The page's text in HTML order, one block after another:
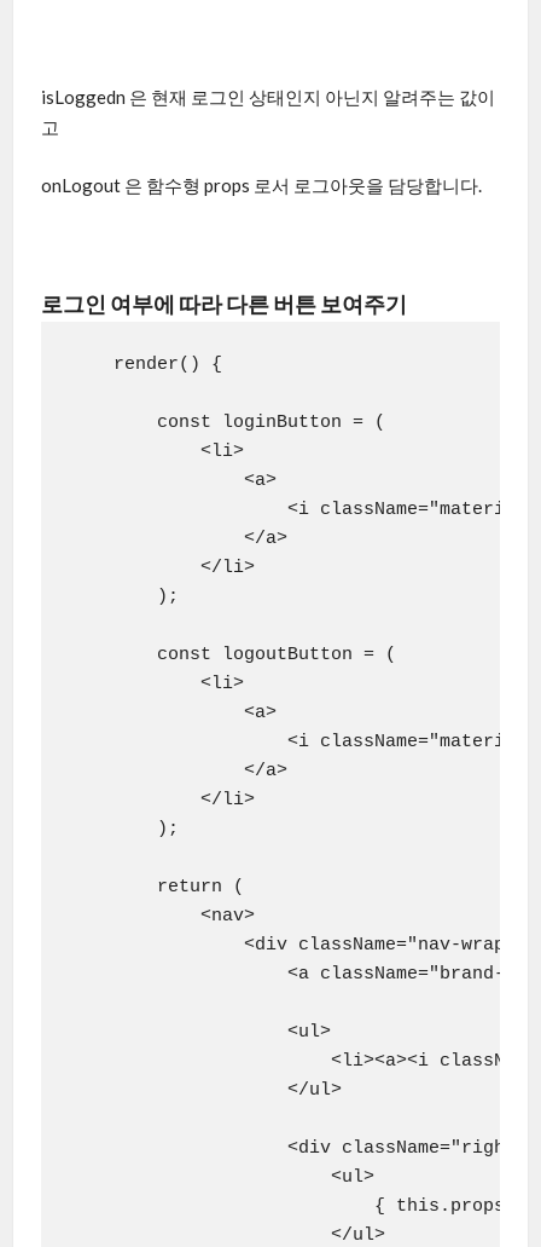
isLoggedn 은 현재 로그인 상태인지 아닌지 알려주는 값이
고
onLogout 은 함수형 props 로서 로그아웃을 담당합니다.
로그인 여부에 따라 다른 버튼 보여주기
    render() {
        const loginButton = (
            <li>
                <a>
<i
                </a>
            </li>
        );
        const logoutButton = (
            <li>
                <a>
<i
                </a>
            </li>
        );
        return (
            <nav>
<div className="nav-
<a className="brand-
                    <ul>
<li><a><i
                    </ul>
                    <div className="right">
                        <ul>
{
                        </ul>